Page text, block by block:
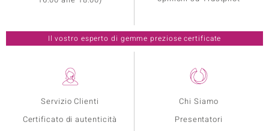
Servizio Clienti
Certificato di autenticità
Chi Siamo
Presentatori
Il vostro esperto di gemme preziose certificate